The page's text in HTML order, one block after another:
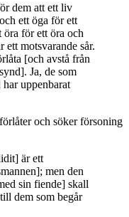
dem att ett liv
ett öga för ett
öra för ett öra och
ett motsvarande sår.
[och avstå från
Ja, de som
uppenbarat
och söker försoning
är ett
men den
sin fiende] skall
dem som begår